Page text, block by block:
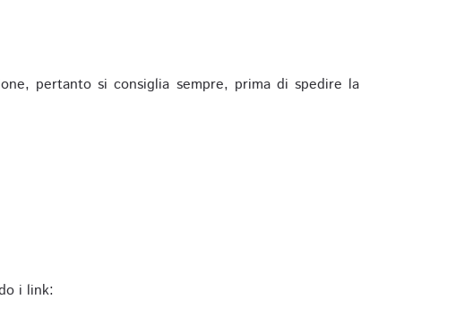
pertanto si consiglia sempre, prima di spedire la
i link: